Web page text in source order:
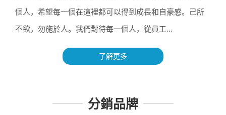
個人，希望每一個在這裡都可以得到成長和自豪感。己所
不欲，勿施於人。我們對待每一個人，從員工...
了解更多
分銷品牌